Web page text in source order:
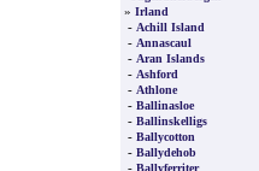
» Irland
- Achill Island
- Annascaul
- Aran Islands
- Ashford
- Athlone
- Ballinasloe
- Ballinskelligs
- Ballycotton
- Ballydehob
- Ballyferriter